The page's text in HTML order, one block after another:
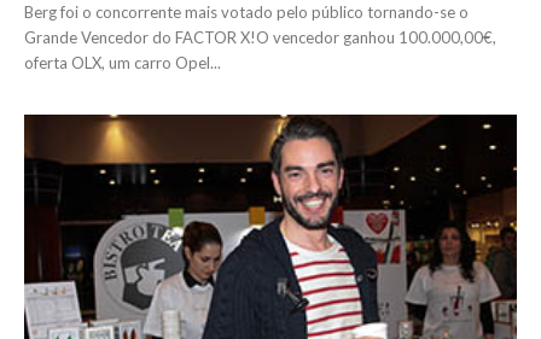
Berg foi o concorrente mais votado pelo público tornando-se o
Grande Vencedor do FACTOR X!O vencedor ganhou 100.000,00€,
oferta OLX, um carro Opel...